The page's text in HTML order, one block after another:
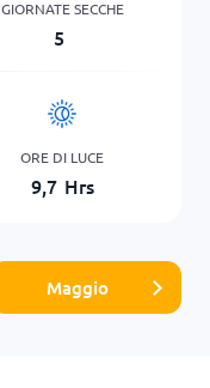
GIORNATE SECCHE
5
ORE DI LUCE
9,7 Hrs
Maggio